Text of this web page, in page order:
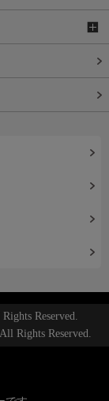
Reserved.
Rights Reserved.